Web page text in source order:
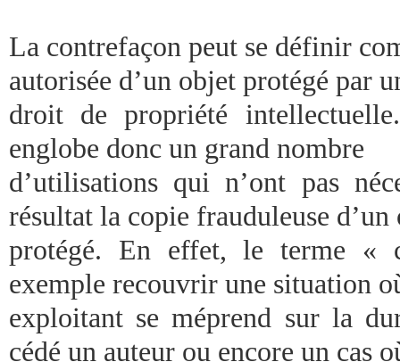
La contrefaçon peut se définir
autorisée d’un objet protégé par
droit de propriété
englobe donc un grand nombre
d’utilisations qui n’ont pas
résultat la copie frauduleuse d’un
protégé. En effet, le terme «
exemple recouvrir une situation
exploitant se méprend sur la
cédé un auteur ou encore un cas